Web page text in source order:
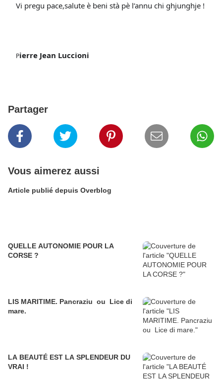
Vi pregu pace,salute è beni stà pè l’annu chi ghjunghje !
Pierre Jean Luccioni
Partager
Vous aimerez aussi
Article publié depuis Overblog
QUELLE AUTONOMIE POUR LA
CORSE ?
LIS MARITIME. Pancraziu ou Lice di
mare.
LA BEAUTÉ EST LA SPLENDEUR DU
VRAI !